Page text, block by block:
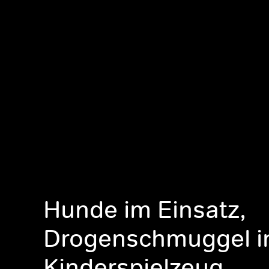
Hunde im Einsatz,
Drogenschmuggel